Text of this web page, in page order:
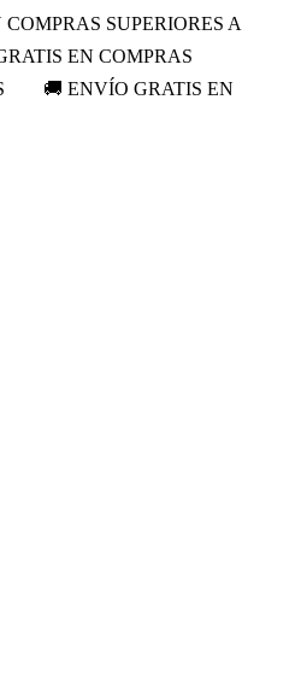
SUPERIORES A
EN COMPRAS
🚚 ENVÍO GRATIS EN